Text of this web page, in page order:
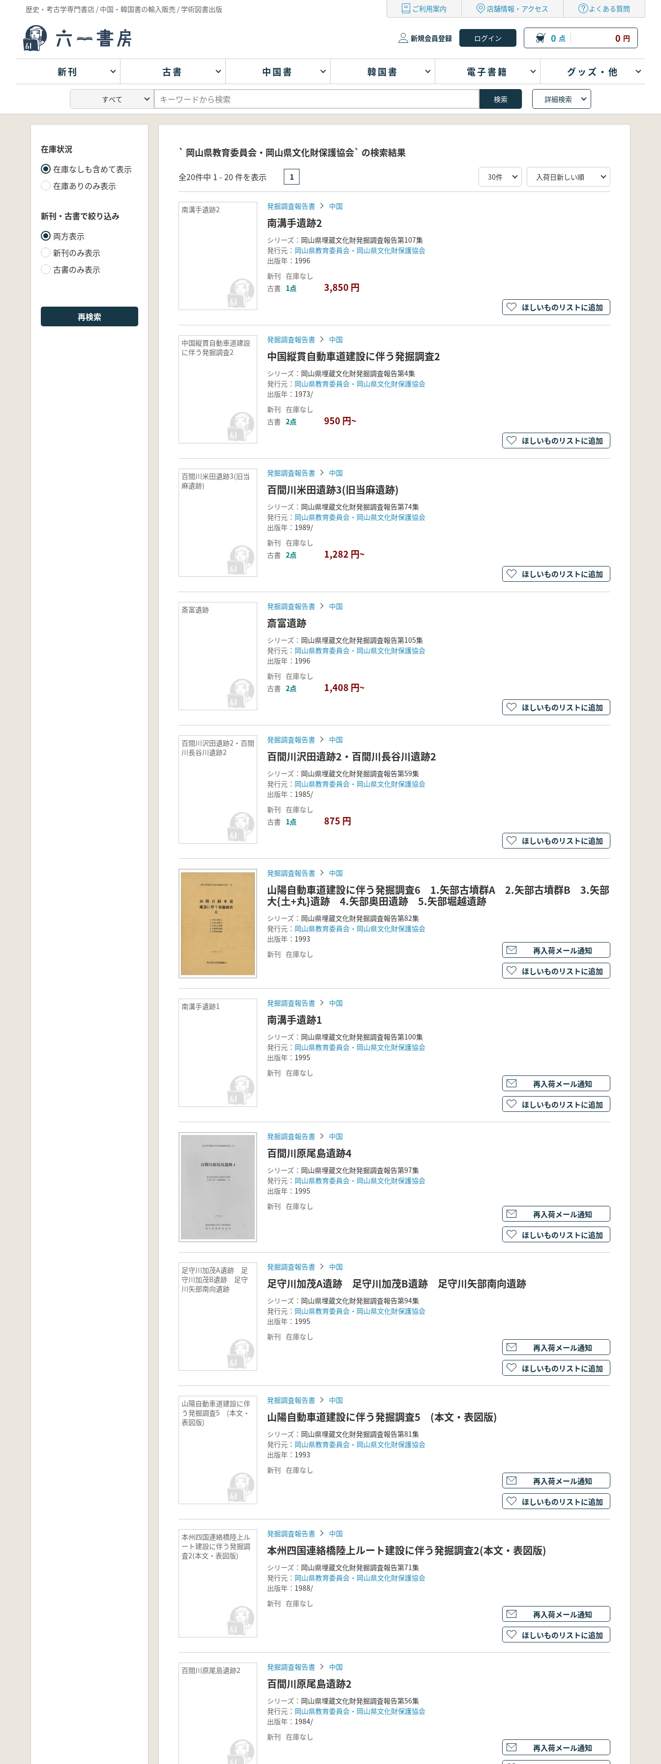
歴史・考古学専門書店 / 中国・韓国書の輸入販売 / 学術図書出版 ご利用案内 店舗情報・アクセス よくある質問
新規会員登録 0 点 0 円
新刊 古書 中国書 韓国書 電子書籍 グッズ・他
詳細検索
在庫状況
在庫なしも含めて表示
在庫ありのみ表示
新刊・古書で絞り込み
両方表示
新刊のみ表示
古書のみ表示
再検索
` 岡山県教育委員会・岡山県文化財保護協会` の検索結果
全20件中 1 - 20 件を表示 1
南溝手遺跡2 発掘調査報告書 中国
南溝手遺跡2
シリーズ： 岡山県埋蔵文化財発掘調査報告第107集
発行元： 岡山県教育委員会・岡山県文化財保護協会
出版年： 1996
新刊 在庫なし
古書 1点 3,850 円
ほしいものリストに追加
中国縦貫自動車道建設
に伴う発掘調査2
発掘調査報告書 中国
中国縦貫自動車道建設に伴う発掘調査2
シリーズ： 岡山県埋蔵文化財発掘調査報告第4集
発行元： 岡山県教育委員会・岡山県文化財保護協会
出版年： 1973/
新刊 在庫なし
古書 2点 950 円~
ほしいものリストに追加
百間川米田遺跡3(旧当
麻遺跡)
発掘調査報告書 中国
百間川米田遺跡3(旧当麻遺跡)
シリーズ： 岡山県埋蔵文化財発掘調査報告第74集
発行元： 岡山県教育委員会・岡山県文化財保護協会
出版年： 1989/
新刊 在庫なし
古書 2点 1,282 円~
ほしいものリストに追加
斎富遺跡 発掘調査報告書 中国
斎富遺跡
シリーズ： 岡山県埋蔵文化財発掘調査報告第105集
発行元： 岡山県教育委員会・岡山県文化財保護協会
出版年： 1996
新刊 在庫なし
古書 2点 1,408 円~
ほしいものリストに追加
百間川沢田遺跡2・百間
川長谷川遺跡2
発掘調査報告書 中国
百間川沢田遺跡2・百間川長谷川遺跡2
シリーズ： 岡山県埋蔵文化財発掘調査報告第59集
発行元： 岡山県教育委員会・岡山県文化財保護協会
出版年： 1985/
新刊 在庫なし
古書 1点 875 円
ほしいものリストに追加
発掘調査報告書 中国
山陽自動車道建設に伴う発掘調査6 1.矢部古墳群A 2.矢部古墳群B 3.矢部
大{土+丸}遺跡 4.矢部奥田遺跡 5.矢部堀越遺跡
シリーズ： 岡山県埋蔵文化財発掘調査報告第82集
発行元： 岡山県教育委員会・岡山県文化財保護協会
出版年： 1993
新刊 在庫なし
再入荷メール通知
ほしいものリストに追加
南溝手遺跡1 発掘調査報告書 中国
南溝手遺跡1
シリーズ： 岡山県埋蔵文化財発掘調査報告第100集
発行元： 岡山県教育委員会・岡山県文化財保護協会
出版年： 1995
新刊 在庫なし
再入荷メール通知
ほしいものリストに追加
発掘調査報告書 中国
百間川原尾島遺跡4
シリーズ： 岡山県埋蔵文化財発掘調査報告第97集
発行元： 岡山県教育委員会・岡山県文化財保護協会
出版年： 1995
新刊 在庫なし
再入荷メール通知
ほしいものリストに追加
足守川加茂A遺跡 足
守川加茂B遺跡 足守
川矢部南向遺跡
発掘調査報告書 中国
足守川加茂A遺跡 足守川加茂B遺跡 足守川矢部南向遺跡
シリーズ： 岡山県埋蔵文化財発掘調査報告第94集
発行元： 岡山県教育委員会・岡山県文化財保護協会
出版年： 1995
新刊 在庫なし
再入荷メール通知
ほしいものリストに追加
山陽自動車道建設に伴
う発掘調査5 (本文・
表図版)
発掘調査報告書 中国
山陽自動車道建設に伴う発掘調査5 (本文・表図版)
シリーズ： 岡山県埋蔵文化財発掘調査報告第81集
発行元： 岡山県教育委員会・岡山県文化財保護協会
出版年： 1993
新刊 在庫なし
再入荷メール通知
ほしいものリストに追加
本州四国連絡橋陸上ル
ート建設に伴う発掘調
査2(本文・表図版)
発掘調査報告書 中国
本州四国連絡橋陸上ルート建設に伴う発掘調査2(本文・表図版)
シリーズ： 岡山県埋蔵文化財発掘調査報告第71集
発行元： 岡山県教育委員会・岡山県文化財保護協会
出版年： 1988/
新刊 在庫なし
再入荷メール通知
ほしいものリストに追加
百間川原尾島遺跡2 発掘調査報告書 中国
百間川原尾島遺跡2
シリーズ： 岡山県埋蔵文化財発掘調査報告第56集
発行元： 岡山県教育委員会・岡山県文化財保護協会
出版年： 1984/
新刊 在庫なし
再入荷メール通知